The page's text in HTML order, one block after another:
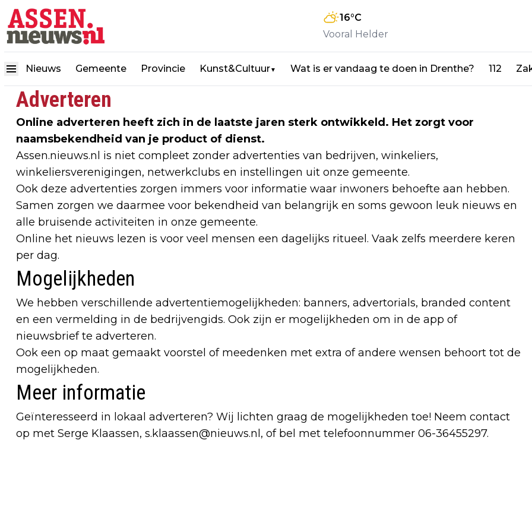
16°C
Vooral Helder
Nieuws Gemeente Provincie Kunst&Cultuur▼ Wat is er vandaag te doen in Drenthe? 112
Adverteren
Online adverteren heeft zich in de laatste jaren sterk ontwikkeld. Het zorgt voor
naamsbekendheid van je product of dienst.
Assen.nieuws.nl is niet compleet zonder advertenties van bedrijven, winkeliers,
winkeliersverenigingen, netwerkclubs en instellingen uit onze gemeente.
Ook deze advertenties zorgen immers voor informatie waar inwoners behoefte aan hebben.
Samen zorgen we daarmee voor bekendheid van belangrijk en soms gewoon leuk nieuws en
alle bruisende activiteiten in onze gemeente.
Online het nieuws lezen is voor veel mensen een dagelijks ritueel. Vaak zelfs meerdere keren
per dag.
Mogelijkheden
We hebben verschillende advertentiemogelijkheden: banners, advertorials, branded content
en een vermelding in de bedrijvengids. Ook zijn er mogelijkheden om in de app of
nieuwsbrief te adverteren.
Ook een op maat gemaakt voorstel of meedenken met extra of andere wensen behoort tot de
mogelijkheden.
Meer informatie
Geïnteresseerd in lokaal adverteren? Wij lichten graag de mogelijkheden toe! Neem contact
op met Serge Klaassen, s.klaassen@nieuws.nl , of bel met telefoonnummer 06-36455297.